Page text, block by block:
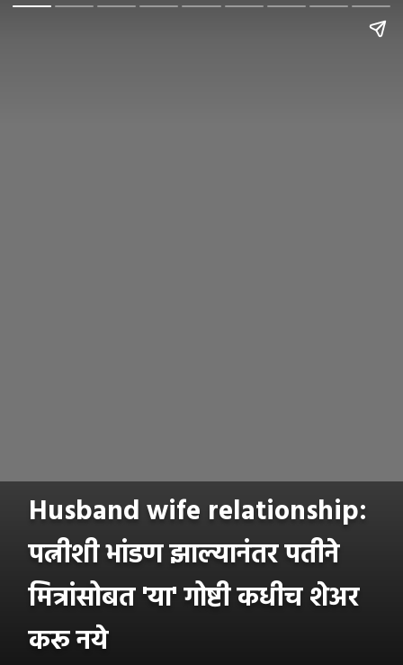
Husband wife relationship:
पत्नीशी भांडण झाल्यानंतर पतीने
मित्रांसोबत 'या' गोष्टी कधीच शेअर
करू नये